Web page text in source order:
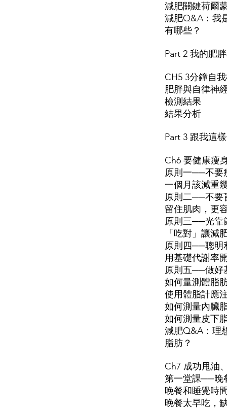
減肥關鍵荷爾
減肥Q&A：我
有哪些？
Part 2 我的肥
CH5 3分鐘自
肥胖與自律神
檢測結果
結果分析
Part 3 跟我這
Ch6 要健康瘦
原則一──不要
一個月該減重
原則二──不要
留住肌肉，更
原則三──光靠
「吃對」讓減
原則四──聰明
用基礎代謝率
原則五──做好
如何量測體脂
使用體脂計應
如何測量內臟
如何測量皮下
減肥Q&A：理
脂肪？
Ch7 成功甩油
第一堂課──晚
晚餐和睡覺時
晚餐太早吃，